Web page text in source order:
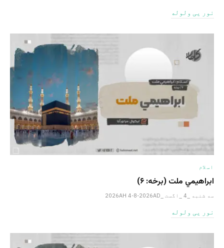
نور یی ولوله
اسلام
ابراهيمي ملت (برخه: ۶)
سه شنبه _4 _اگست _2026AH 4-8-2026AD
نور یی ولوله